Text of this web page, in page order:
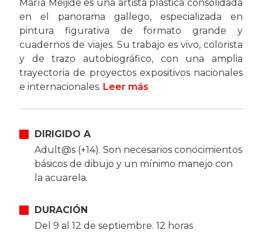
DIRIGIDO A
Adult@s (+14). Son necesarios conocimientos
básicos de dibujo y un mínimo manejo con
la acuarela.
DURACIÓN
Del 9 al 12 de septiembre. 12 horas
María Meijide es una artista plástica consolidada
en el panorama gallego, especializada en
pintura figurativa de formato grande y
cuadernos de viajes. Su trabajo es vivo, colorista
y de trazo autobiográfico, con una amplia
trayectoria de proyectos expositivos nacionales
e internacionales. Leer más